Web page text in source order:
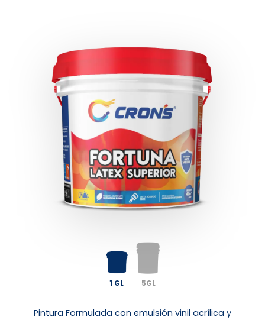
Pintura Formulada con emulsión vinil acrílica y
1 GL 5GL